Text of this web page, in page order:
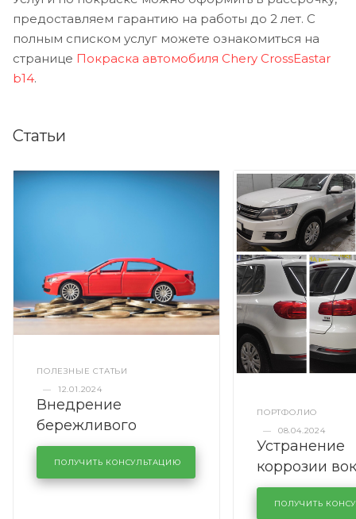
предоставляем гарантию на работы до 2 лет. С
полным списком услуг можете ознакомиться на
странице Покраска автомобиля Chery CrossEastar
b14.
Статьи
ПОЛЕЗНЫЕ СТАТЬИ
—
12.01.2024
Внедрение
бережливого
производства в
кузовном сервисе
KUTUZOVV
ПОЛУЧИТЬ КОНСУЛЬТАЦИЮ
ПОРТФОЛИО
—
08.04.2024
Устранение
коррозии
лобового
районе
ПОЛУЧИТЬ